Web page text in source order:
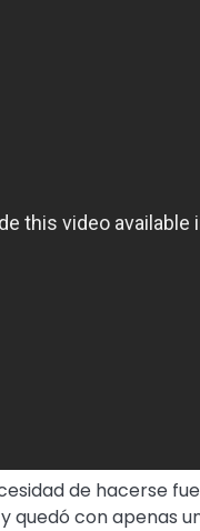
de hacerse
con apenas